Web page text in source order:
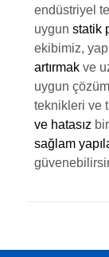
endüstriyel
uygun statik
ekibimiz,
artırmakve
uygun
teknikleri ve
ve hatasız
sağlam